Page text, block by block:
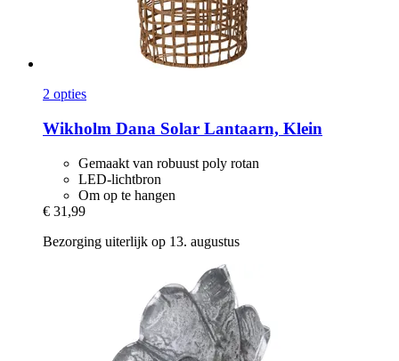
2 opties
Wikholm Dana Solar Lantaarn, Klein
Gemaakt van robuust poly rotan
LED-lichtbron
Om op te hangen
€ 31,99
Bezorging uiterlijk op 13. augustus